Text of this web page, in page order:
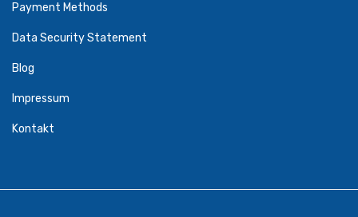
Payment Methods
Data Security Statement
Blog
Impressum
Kontakt